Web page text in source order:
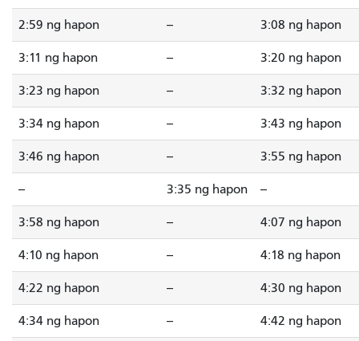
2:59 ng hapon -- 3:08 ng hapon
3:11 ng hapon -- 3:20 ng hapon
3:23 ng hapon -- 3:32 ng hapon
3:34 ng hapon -- 3:43 ng hapon
3:46 ng hapon -- 3:55 ng hapon
-- 3:35 ng hapon --
3:58 ng hapon -- 4:07 ng hapon
4:10 ng hapon -- 4:18 ng hapon
4:22 ng hapon -- 4:30 ng hapon
4:34 ng hapon -- 4:42 ng hapon